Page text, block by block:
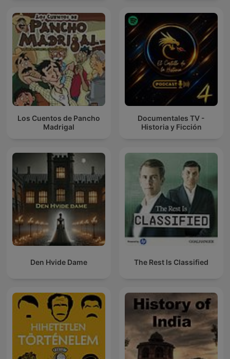
Los Cuentos de Pancho
Madrigal
Documentales TV -
Historia y Ficción
Den Hvide Dame The Rest Is Classified